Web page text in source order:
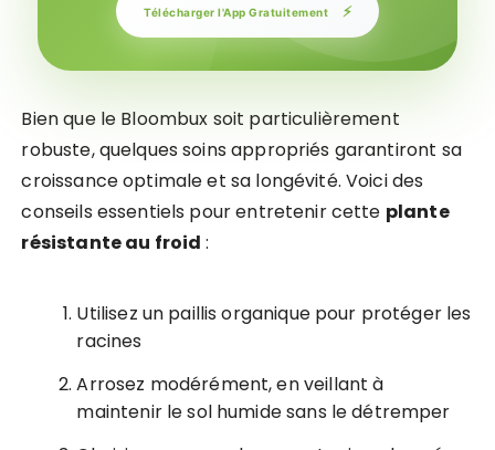
Télécharger l'App Gratuitement ⚡
Bien que le Bloombux soit particulièrement
robuste, quelques soins appropriés garantiront sa
croissance optimale et sa longévité. Voici des
conseils essentiels pour entretenir cette plante
résistante au froid :
Utilisez un paillis organique pour protéger les
racines
Arrosez modérément, en veillant à
maintenir le sol humide sans le détremper